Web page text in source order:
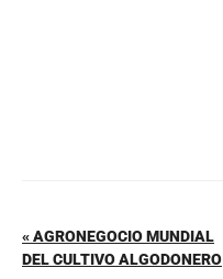
« AGRONEGOCIO MUNDIAL
DEL CULTIVO ALGODONERO